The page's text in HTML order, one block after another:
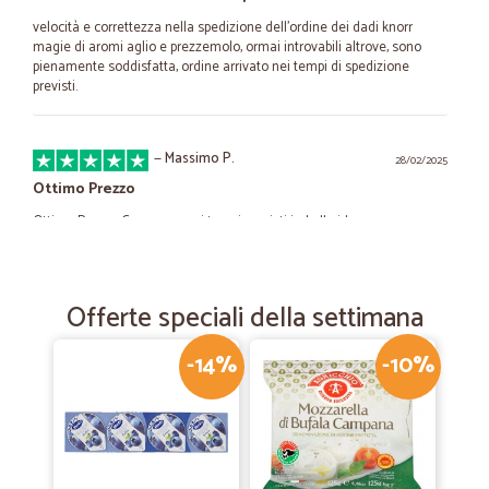
velocità e correttezza nella spedizione dell'ordine dei dadi knorr
magie di aromi aglio e prezzemolo, ormai introvabili altrove, sono
pienamente soddisfatta, ordine arrivato nei tempi di spedizione
previsti.
28/02/2025
—Massimo P.
Ottimo Prezzo
Ottimo Prezzo Consegna nei tempi previsti imballo idoneo
Ottimi prodotti,consegna…
Ottimi prodotti,consegna velocissima...continuerò ad acquistare da
18/05/2021
—Marcello P.
Offerte speciali della settimana
-14% -10%